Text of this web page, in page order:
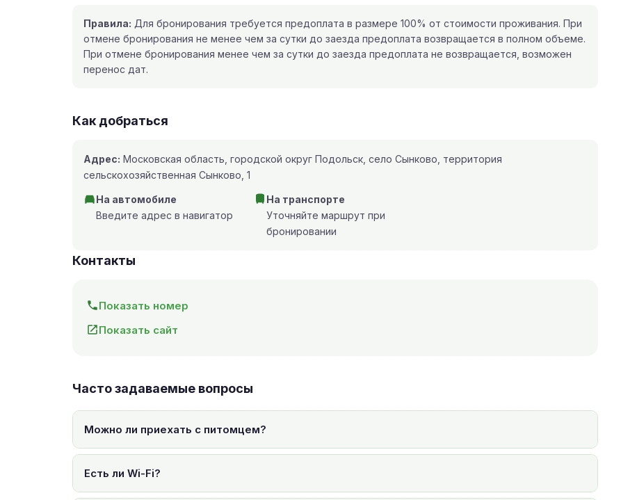
Правила: Для бронирования требуется предоплата в размере 100% от стоимости проживания. При
отмене бронирования не менее чем за сутки до заезда предоплата возвращается в полном объеме.
При отмене бронирования менее чем за сутки до заезда предоплата не возвращается, возможен
перенос дат.
Как добраться
Адрес: Московская область, городской округ Подольск, село Сынково, территория
сельскохозяйственная Сынково, 1
На автомобиле
Введите адрес в навигатор
На транспорте
Уточняйте маршрут при
бронировании
Контакты
Показать номер
Показать сайт
Часто задаваемые вопросы
Можно ли приехать с питомцем?
Есть ли Wi-Fi?